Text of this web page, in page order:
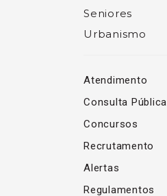
Seniores
Urbanismo
Atendimento
Consulta Pública
Concursos
Recrutamento
Alertas
Regulamentos